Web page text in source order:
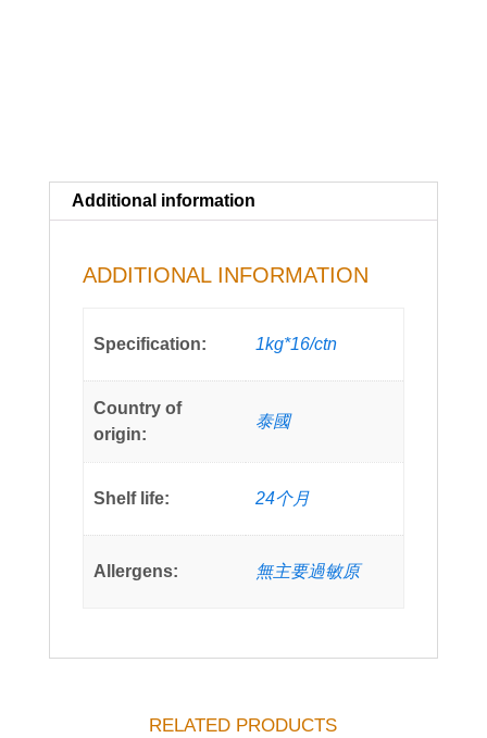
Additional information
ADDITIONAL INFORMATION
Specification: 1kg*16/ctn
Country of
origin:
泰國
Shelf life: 24个月
Allergens: 無主要過敏原
RELATED PRODUCTS